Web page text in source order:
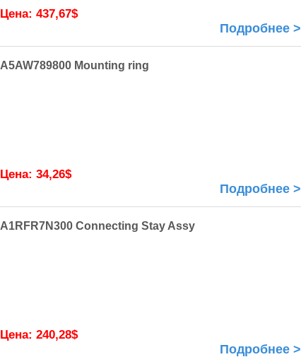
Цена: 437,67$
Подробнее >
A5AW789800 Mounting ring
Цена: 34,26$
Подробнее >
A1RFR7N300 Connecting Stay Assy
Цена: 240,28$
Подробнее >